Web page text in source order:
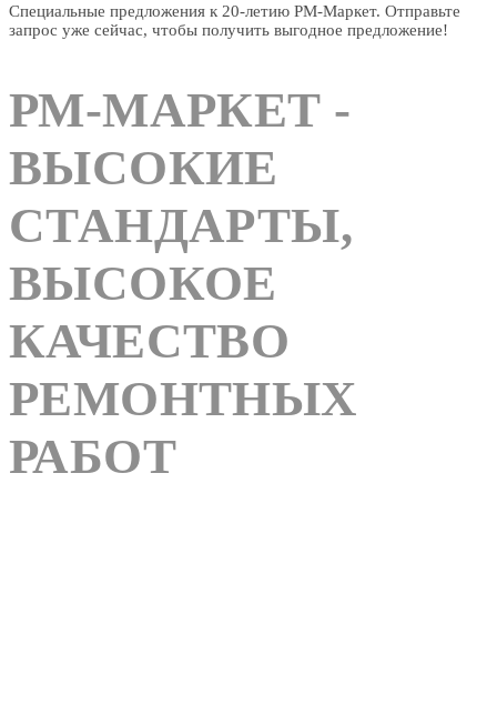
Специальные предложения к 20-летию РМ-Маркет. Отправьте
запрос уже сейчас, чтобы получить выгодное предложение!
РМ-МАРКЕТ -
ВЫСОКИЕ
СТАНДАРТЫ,
ВЫСОКОЕ
КАЧЕСТВО
РЕМОНТНЫХ
РАБОТ